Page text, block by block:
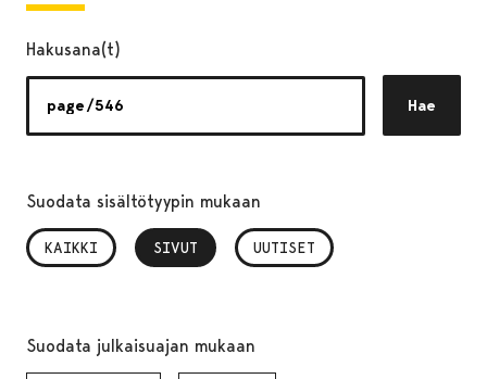
Hakusana(t)
Hae
Suodata sisältötyypin mukaan
KAIKKI SIVUT
, VALITTU UUTISET
Suodata julkaisuajan mukaan